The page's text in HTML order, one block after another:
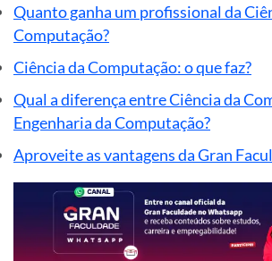
Quanto ganha um profissional da
Computação?
Ciência da Computação: o que faz?
Qual a diferença entre Ciência da
Engenharia da Computação?
Aproveite as vantagens da Gran